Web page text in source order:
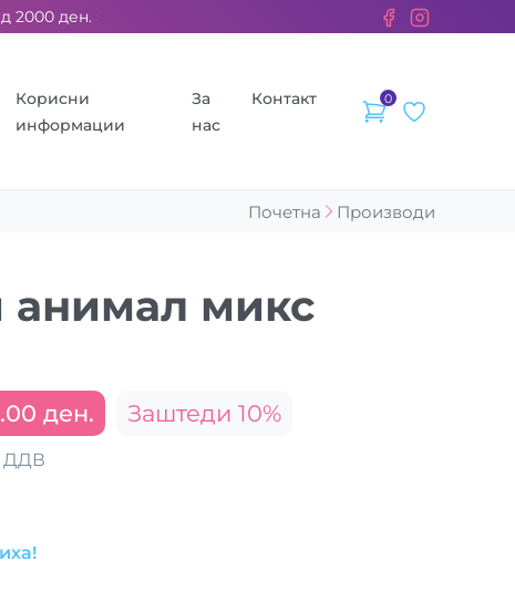
ден. ››› 2% од секоја сметка се донираат за бездомните
Корисни
информации
За
нас
Контакт 0
Почетна Производи
анимал микс
ден. Заштеди 10%
ДДВ